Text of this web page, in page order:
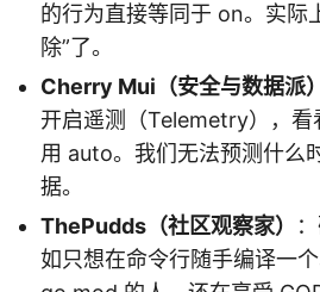
的行为直接等同于 on。实际
除”了。
Cherry Mui（安全与数据派）
开启遥测（Telemetry），看
用 auto。我们无法预测什么
据。
ThePudds（社区观察家）
如只想在命令行随手编译一